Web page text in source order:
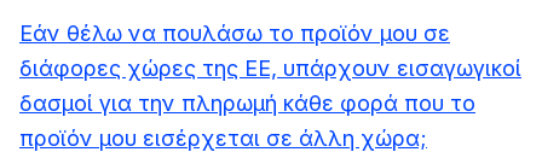
Εάν θέλω να πουλάσω το προϊόν μου σε
διάφορες χώρες της ΕΕ, υπάρχουν εισαγωγικοί
δασμοί για την πληρωμή κάθε φορά που το
προϊόν μου εισέρχεται σε άλλη χώρα;